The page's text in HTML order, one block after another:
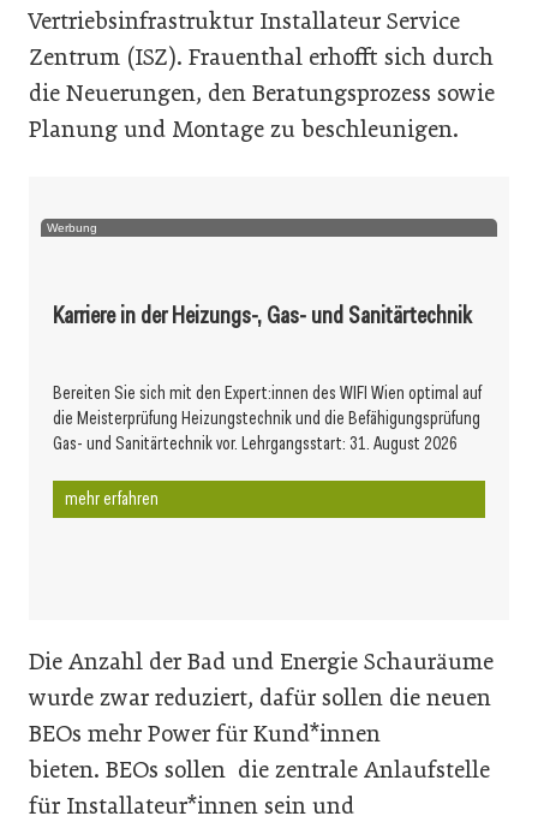
Vertriebsinfrastruktur Installateur Service
Zentrum (ISZ). Frauenthal erhofft sich durch
die Neuerungen, den Beratungsprozess sowie
Planung und Montage zu beschleunigen.
Werbung
Karriere in der Heizungs-, Gas- und Sanitärtechnik
Bereiten Sie sich mit den Expert:innen des WIFI Wien optimal auf
die Meisterprüfung Heizungstechnik und die Befähigungsprüfung
Gas- und Sanitärtechnik vor. Lehrgangsstart: 31. August 2026
mehr erfahren
Die Anzahl der Bad und Energie Schauräume
wurde zwar reduziert, dafür sollen die neuen
BEOs mehr Power für Kund*innen
bieten. BEOs sollen die zentrale Anlaufstelle
für Installateur*innen sein und